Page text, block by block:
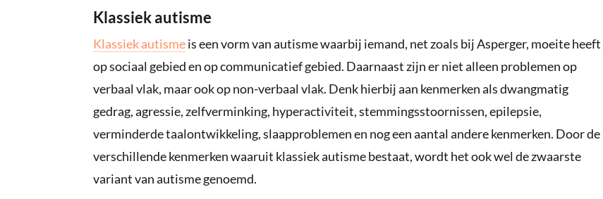
Klassiek autisme
Klassiek autismeis een vorm van autisme waarbij iemand, net zoals bij Asperger, moeite heeft
op sociaal gebied en op communicatief gebied. Daarnaast zijn er niet alleen problemen op
verbaal vlak, maar ook op non-verbaal vlak. Denk hierbij aan kenmerken als dwangmatig
gedrag, agressie, zelfverminking, hyperactiviteit, stemmingsstoornissen, epilepsie,
verminderde taalontwikkeling, slaapproblemen en nog een aantal andere kenmerken. Door de
verschillende kenmerken waaruit klassiek autisme bestaat, wordt het ook wel de zwaarste
variant van autisme genoemd.